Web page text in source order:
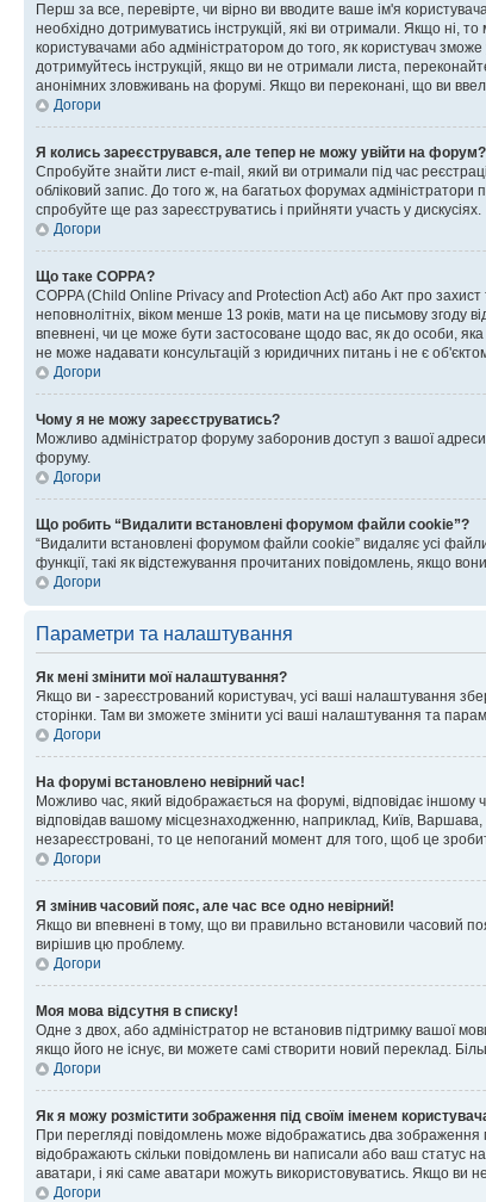
Перш за все, перевірте, чи вірно ви вводите ваше ім'я
необхідно дотримуватись інструкцій, які ви отримали. Якщо ні,
користувачами або адміністратором до того, як користувач
дотримуйтесь інструкцій, якщо ви не отримали листа,
анонімних зловживань на форумі. Якщо ви переконані, що ви
Догори
Я колись зареєструвався, але тепер не можу увійти на
Спробуйте знайти лист e-mail, який ви отримали під час
обліковий запис. До того ж, на багатьох форумах
спробуйте ще раз зареєструватись і прийняти участь у дискусіях.
Догори
Що таке COPPA?
COPPA (Child Online Privacy and Protection Act) або Акт про захист
неповнолітніх, віком менше 13 років, мати на це письмову згоду
впевнені, чи це може бути застосоване щодо вас, як до особи,
не може надавати консультацій з юридичних питань і не є
Догори
Чому я не можу зареєструватись?
Можливо адміністратор форуму заборонив доступ з вашої адреси
форуму.
Догори
Що робить “Видалити встановлені форумом файли cookie”?
“Видалити встановлені форумом файли cookie” видаляє усі
функції, такі як відстежування прочитаних повідомлень, якщо
Догори
Параметри та налаштування
Як мені змінити мої налаштування?
Якщо ви - зареєстрований користувач, усі ваші налаштування
сторінки. Там ви зможете змінити усі ваші налаштування та
Догори
На форумі встановлено невірний час!
Можливо час, який відображається на форумі, відповідає
відповідав вашому місцезнаходженню, наприклад, Київ,
незареєстровані, то це непоганий момент для того, щоб це
Догори
Я змінив часовий пояс, але час все одно невірний!
Якщо ви впевнені в тому, що ви правильно встановили часовий
вирішив цю проблему.
Догори
Моя мова відсутня в списку!
Одне з двох, або адміністратор не встановив підтримку вашої
якщо його не існує, ви можете самі створити новий переклад.
Догори
Як я можу розмістити зображення під своїм іменем
При перегляді повідомлень може відображатись два зображення
відображають скільки повідомлень ви написали або ваш статус
аватари, і які саме аватари можуть використовуватись. Якщо ви
Догори